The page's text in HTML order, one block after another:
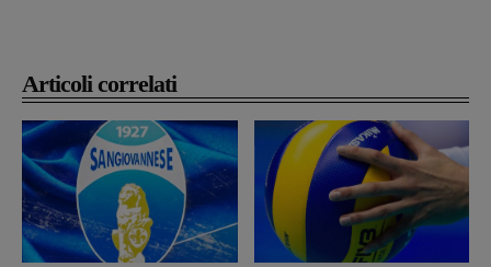
Articoli correlati